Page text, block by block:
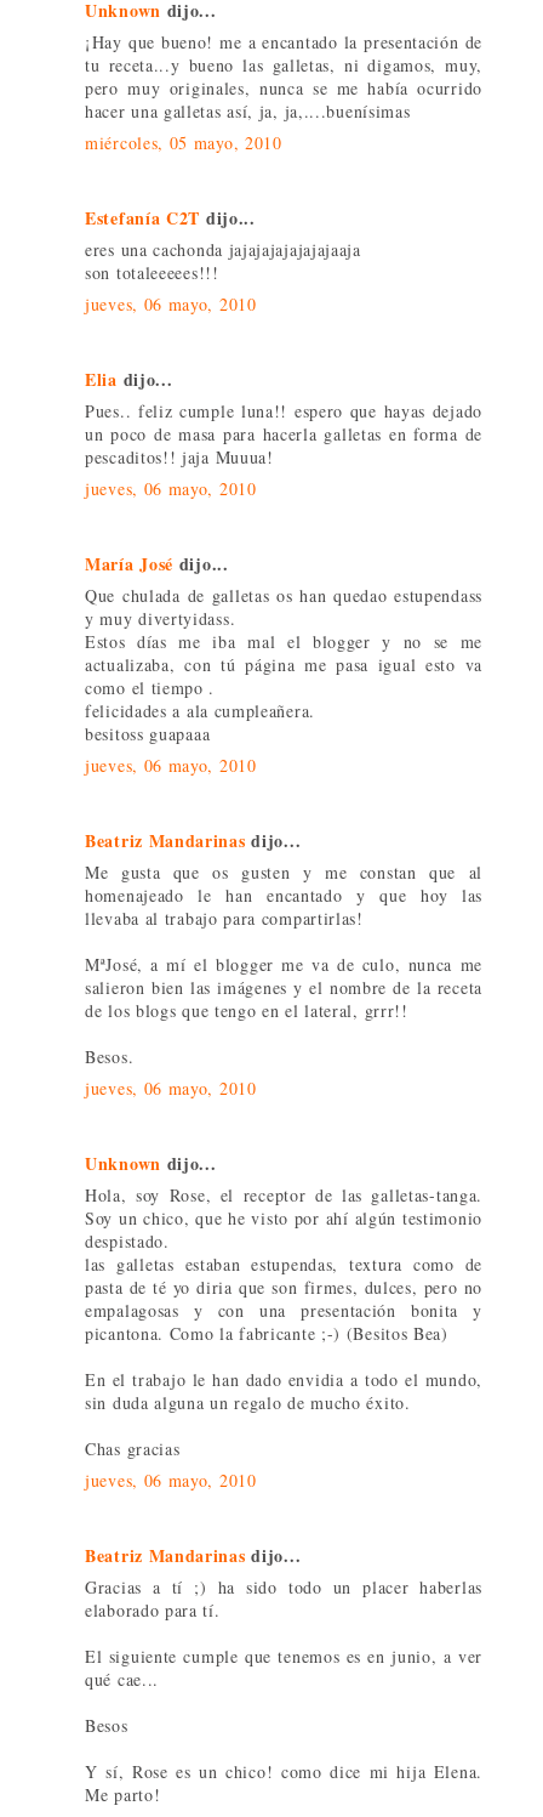
Unknown dijo...
¡Hay que bueno! me a encantado la presentación de
tu receta...y bueno las galletas, ni digamos, muy,
pero muy originales, nunca se me había ocurrido
hacer una galletas así, ja, ja,....buenísimas
miércoles, 05 mayo, 2010
Estefanía C2T dijo...
eres una cachonda jajajajajajajajaaja
son totaleeeees!!!
jueves, 06 mayo, 2010
Elia dijo...
Pues.. feliz cumple luna!! espero que hayas dejado
un poco de masa para hacerla galletas en forma de
pescaditos!! jaja Muuua!
jueves, 06 mayo, 2010
María José dijo...
Que chulada de galletas os han quedao estupendass
y muy divertyidass.
Estos días me iba mal el blogger y no se me
actualizaba, con tú página me pasa igual esto va
como el tiempo .
felicidades a ala cumpleañera.
besitoss guapaaa
jueves, 06 mayo, 2010
Beatriz Mandarinas dijo...
Me gusta que os gusten y me constan que al
homenajeado le han encantado y que hoy las
llevaba al trabajo para compartirlas!
MªJosé, a mí el blogger me va de culo, nunca me
salieron bien las imágenes y el nombre de la receta
de los blogs que tengo en el lateral, grrr!!
Besos.
jueves, 06 mayo, 2010
Unknown dijo...
Hola, soy Rose, el receptor de las galletas-tanga.
Soy un chico, que he visto por ahí algún testimonio
despistado.
las galletas estaban estupendas, textura como de
pasta de té yo diria que son firmes, dulces, pero no
empalagosas y con una presentación bonita y
picantona. Como la fabricante ;-) (Besitos Bea)
En el trabajo le han dado envidia a todo el mundo,
sin duda alguna un regalo de mucho éxito.
Chas gracias
jueves, 06 mayo, 2010
Beatriz Mandarinas dijo...
Gracias a tí ;) ha sido todo un placer haberlas
elaborado para tí.
El siguiente cumple que tenemos es en junio, a ver
qué cae...
Besos
Y sí, Rose es un chico! como dice mi hija Elena.
Me parto!